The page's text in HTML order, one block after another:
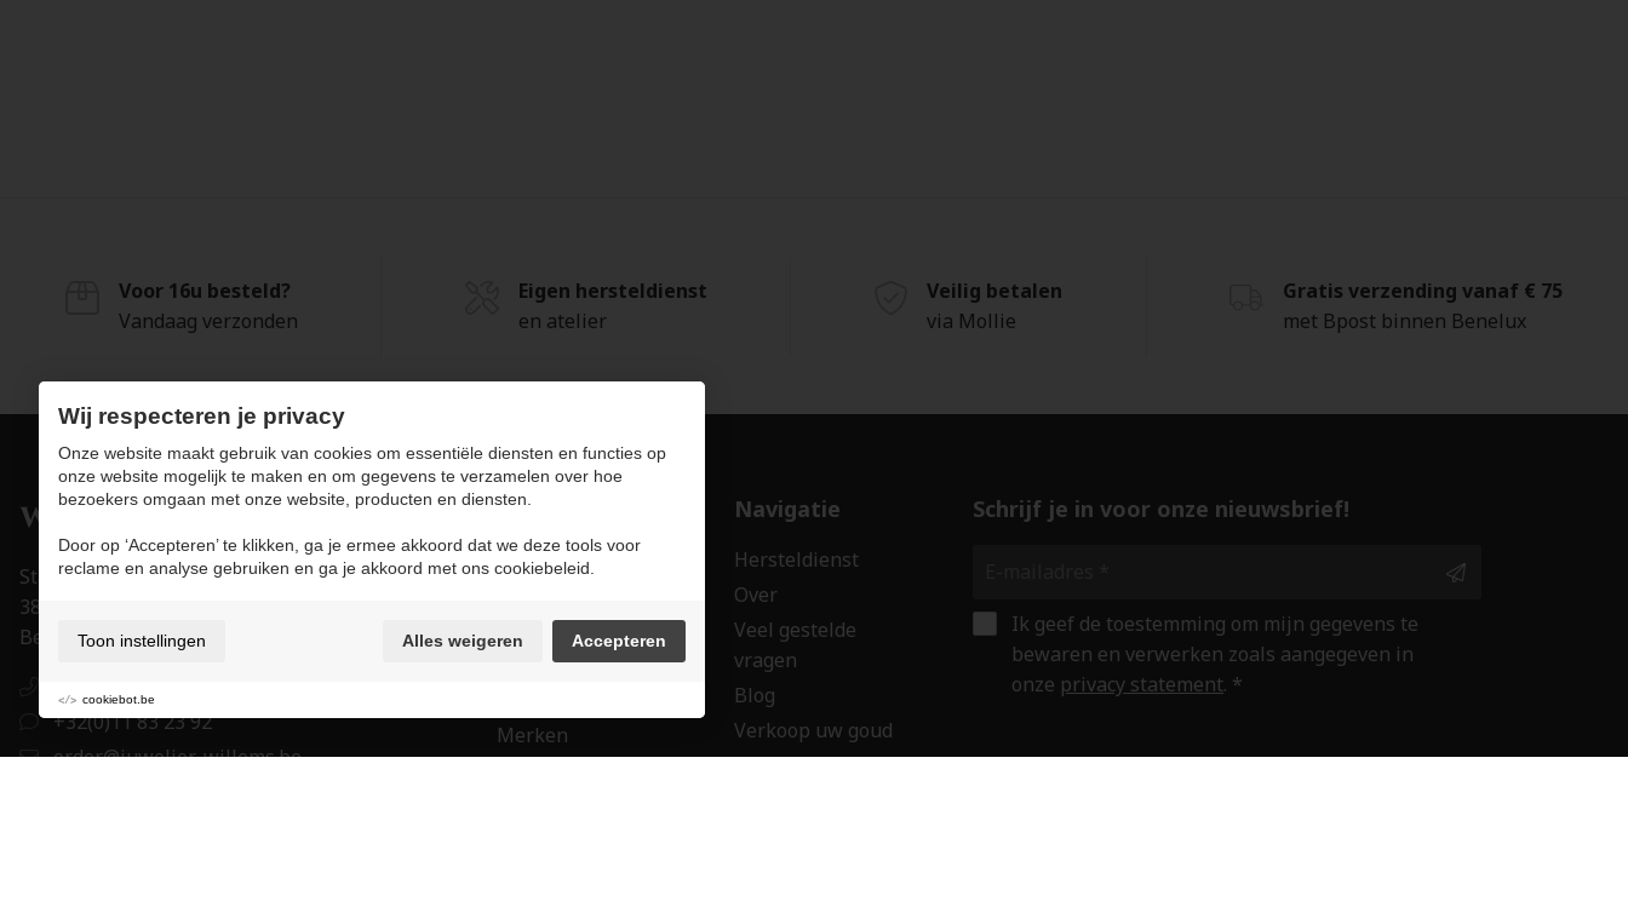
Voor 16u besteld?
Vandaag verzonden
Eigen hersteldienst
en atelier
Veilig betalen
via Mollie
Gratis verzending vanaf € 75
met Bpost binnen Benelux
Stapelstraat 15-17
3800 Sint-Truiden
België
+32(0)11 83 23 92
order@juwelier-willems.be
Producten
Juwelen
Accessoires
Trouwringen
Merken
Navigatie
Hersteldienst
Over
Veel gestelde
vragen
Blog
Verkoop uw goud
Contact
Schrijf je in voor onze nieuwsbrief!
Ik geef de toestemming om mijn gegevens te
bewaren en verwerken zoals aangegeven in
onze privacy statement. *
Wij respecteren je privacy
Onze website maakt gebruik van cookies om essentiële diensten en functies op
onze website mogelijk te maken en om gegevens te verzamelen over hoe
bezoekers omgaan met onze website, producten en diensten.
Door op ‘Accepteren’ te klikken, ga je ermee akkoord dat we deze tools voor
reclame en analyse gebruiken en ga je akkoord met ons cookiebeleid.
Toon instellingen Alles weigeren Accepteren
cookiebot.be